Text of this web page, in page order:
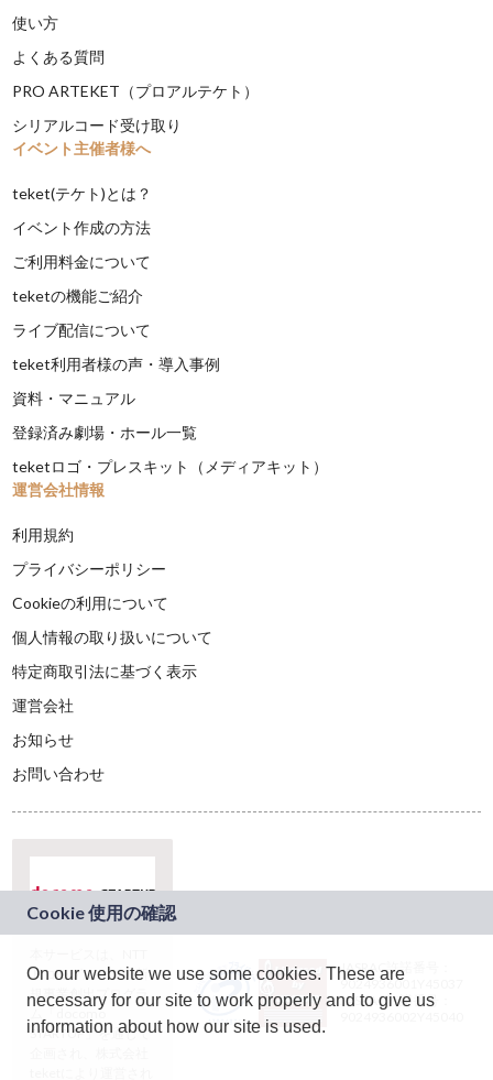
使い方
よくある質問
PRO ARTEKET（プロアルテケト）
シリアルコード受け取り
イベント主催者様へ
teket(テケト)とは？
イベント作成の方法
ご利用料金について
teketの機能ご紹介
ライブ配信について
teket利用者様の声・導入事例
資料・マニュアル
登録済み劇場・ホール一覧
teketロゴ・プレスキット（メディアキット）
運営会社情報
利用規約
プライバシーポリシー
Cookieの利用について
個人情報の取り扱いについて
特定商取引法に基づく表示
運営会社
お知らせ
お問い合わせ
ドコモグループの新
規事業創出プログラ
ム「docomo
STARTUP」を通じて
JASRAC許諾番号：
9024936001Y45037
JASRAC許諾番号：
On our website we use some cookies. These are
necessary for our site to work properly and to give us
information about how our site is used.